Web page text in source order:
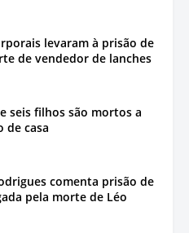
levaram à prisão de
de vendedor de lanches
seis filhos são mortos a
de casa
comenta prisão de
pela morte de Léo